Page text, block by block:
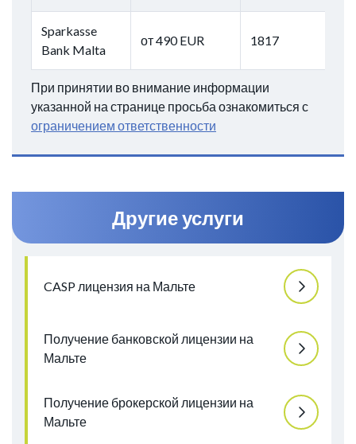
Sparkasse
Bank Malta
от 490 EUR 1817
При принятии во внимание информации
указанной на странице просьба ознакомиться с
ограничением ответственности
Другие услуги
CASP лицензия на Мальте
Получение банковской лицензии на
Мальте
Получение брокерской лицензии на
Мальте